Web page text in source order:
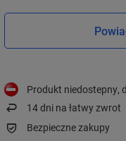
Produkt niedostepny,
14dni na łatwy zwrot
Bezpieczne zakupy